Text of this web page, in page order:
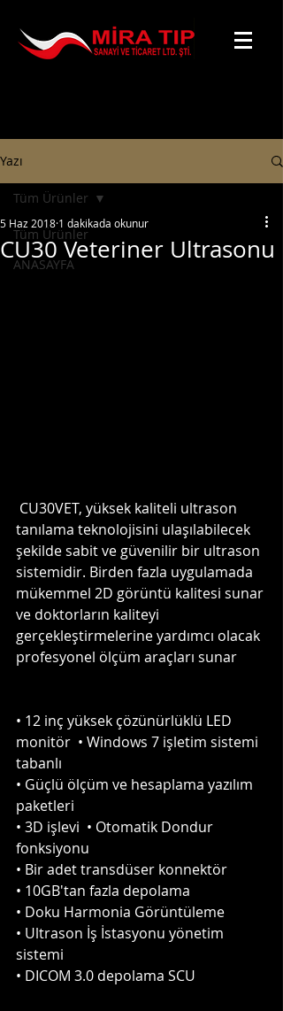
Yazı
Tüm Ürünler
ANASAYFA
Tüm Ürünler
CU30 Veteriner Ultrasonu
5 Haz 2018 1 dakikada okunur
tanılama teknolojisini ulaşılabilecek
şekilde sabit ve güvenilir bir ultrason
sistemidir. Birden fazla uygulamada
mükemmel 2D görüntü kalitesi sunar
ve doktorların kaliteyi
gerçekleştirmelerine yardımcı olacak
profesyonel ölçüm araçları sunar
• 12 inç yüksek çözünürlüklü LED
monitör  • Windows 7 işletim sistemi
tabanlı
• Güçlü ölçüm ve hesaplama yazılım
paketleri
• 3D işlevi  • Otomatik Dondur
fonksiyonu
• Bir adet transdüser konnektör
• 10GB'tan fazla depolama
• Doku Harmonia Görüntüleme
• Ultrason İş İstasyonu yönetim
sistemi
• DICOM 3.0 depolama SCU